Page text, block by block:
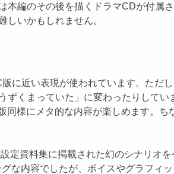
編のその後を描くドラマCDが付属
しいかもしれません。
に近い表現が使われています。ただ
ずくまっていた」に変わったりして
様にメタ的な内容が楽しめます。
資料集に掲載された幻のシナリオ
な内容でしたが、ボイスやグラフィ